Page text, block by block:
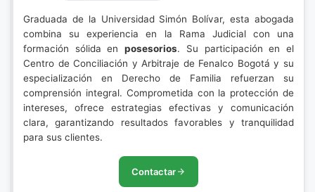
Graduada de la Universidad Simón Bolívar, esta abogada
combina su experiencia en la Rama Judicial con una
formación sólida enposesorios. Su participación en el
Centro de Conciliación y Arbitraje de Fenalco Bogotá y su
especialización en Derecho de Familia refuerzan su
comprensión integral. Comprometida con la protección de
intereses, ofrece estrategias efectivas y comunicación
clara, garantizando resultados favorables y tranquilidad
para sus clientes.
Contactar